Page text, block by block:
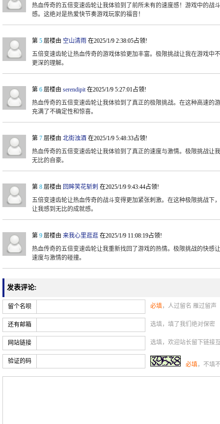
热血传奇的五倍变速齿轮让我体验到了前所未有的速度感！游戏中的战
感。这绝对是热爱快节奏游戏玩家的福音！
第 5 层楼由 空山清雨 在2025/1/9 2:38:05占领!
五倍变速齿轮让热血传奇的游戏体验更加丰富。极限挑战让我在游戏中
更深的理解。
第 6 层楼由 serendipit在2025/1/9 5:27:01占领!
热血传奇的五倍变速齿轮让我体验到了真正的极限挑战。在这种高速的
充满了不确定性和惊喜。
第 7 层楼由 北街浊酒 在2025/1/9 5:48:33占领!
热血传奇的五倍变速齿轮让我体验到了真正的速度与激情。极限挑战让
无比的自豪。
第 8 层楼由 回眸笑花斩刺 在2025/1/9 9:43:44占领!
五倍变速齿轮让热血传奇的战斗变得更加紧张刺激。在这种极限挑战下
让我感到无比的成就感。
第 9 层楼由 来我心里逛逛 在2025/1/9 11:08:19占领!
热血传奇的五倍变速齿轮让我重新找回了游戏的热情。极限挑战的快感
速度与激情的碰撞。
发表评论:
留个名呗 必填，人过留名 雁过留声
还有邮箱 选填，填了我们绝对保密
网站链接 选填，欢迎站长留下链接
验证的码 必填，不填